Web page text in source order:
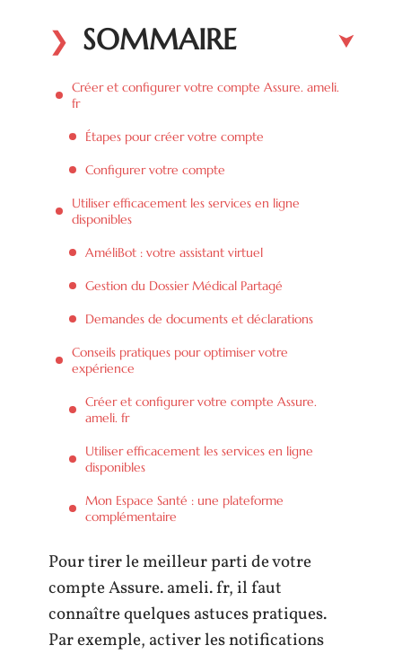
SOMMAIRE
Créer et configurer votre compte Assure. ameli.
fr
Étapes pour créer votre compte
Configurer votre compte
Utiliser efficacement les services en ligne
disponibles
AméliBot : votre assistant virtuel
Gestion du Dossier Médical Partagé
Demandes de documents et déclarations
Conseils pratiques pour optimiser votre
expérience
Créer et configurer votre compte Assure.
ameli. fr
Utiliser efficacement les services en ligne
disponibles
Mon Espace Santé : une plateforme
complémentaire
Pour tirer le meilleur parti de votre
compte Assure. ameli. fr, il faut
connaître quelques astuces pratiques.
Par exemple, activer les notifications